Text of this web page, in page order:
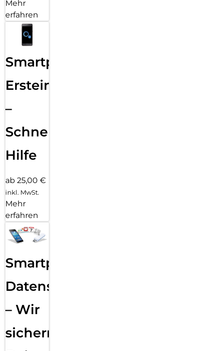
Mehr
erfahren
Smartphone
Ersteinrichtung
–
Schnelle
Hilfe
ab 25,00 €
inkl. MwSt.
Mehr
erfahren
Smartphone
Datensicherung
– Wir
sichern